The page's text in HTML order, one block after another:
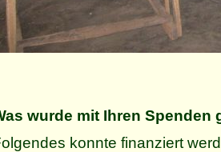
wurde mit Ihren Spenden
konnte finanziert